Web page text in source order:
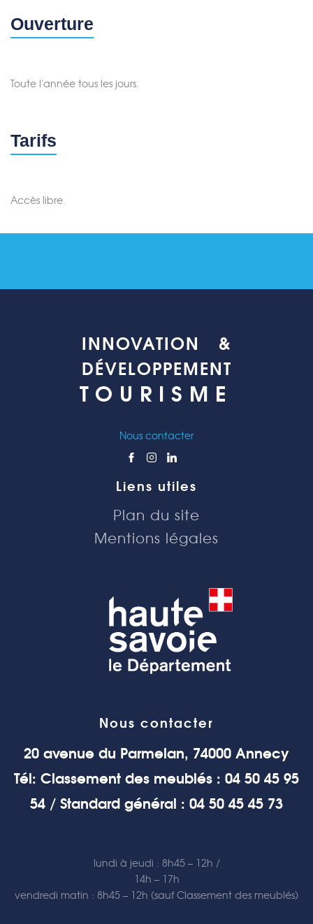
Ouverture
Toute l'année tous les jours.
Tarifs
Accès libre.
INNOVATION &
DÉVELOPPEMENT
TOURISME
Nous contacter
Liens utiles
Plan du site
Mentions légales
Nous contacter
20 avenue du Parmelan, 74000 Annecy
Tél: Classement des meublés : 04 50 45 95
54 / Standard général : 04 50 45 45 73
lundi à jeudi : 8h45 – 12h /
14h – 17h
vendredi matin : 8h45 – 12h (sauf Classement des meublés)